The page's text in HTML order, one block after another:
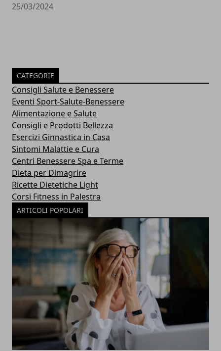
25/03/2024
CATEGORIE
Consigli Salute e Benessere
Eventi Sport-Salute-Benessere
Alimentazione e Salute
Consigli e Prodotti Bellezza
Esercizi Ginnastica in Casa
Sintomi Malattie e Cura
Centri Benessere Spa e Terme
Dieta per Dimagrire
Ricette Dietetiche Light
Corsi Fitness in Palestra
ARTICOLI POPOLARI